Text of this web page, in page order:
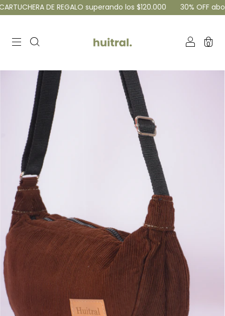
DE REGALO superando los $120.000 30% OFF abonando
0